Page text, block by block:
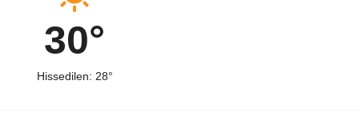
30°
Hissedilen: 28°